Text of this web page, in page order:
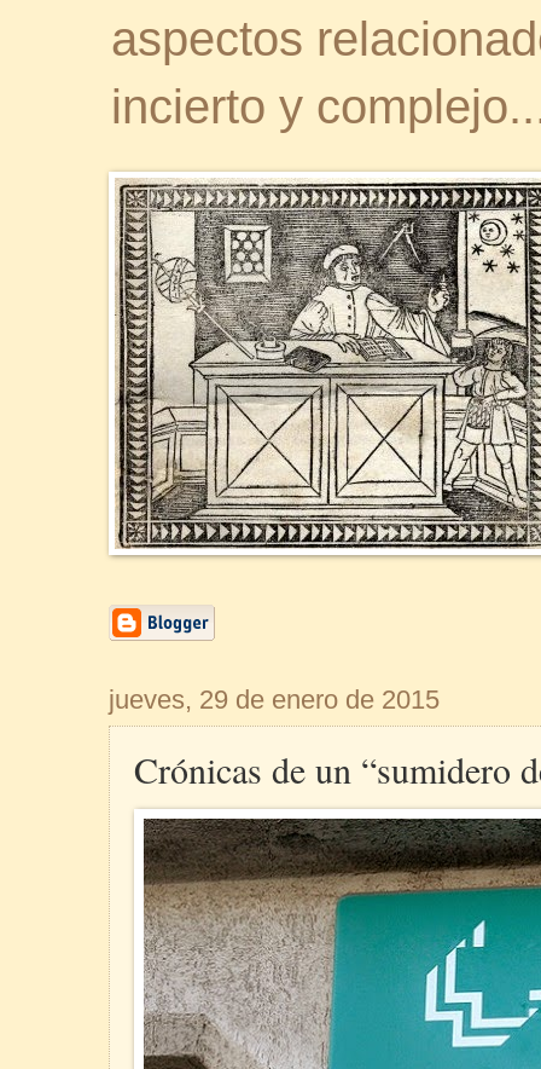
aspectos
incierto y
jueves, 29 de enero de 2015
Crónicas de un “sumidero